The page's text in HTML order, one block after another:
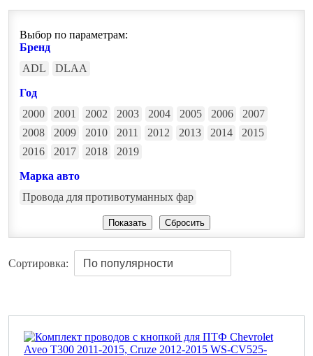
Выбор по параметрам:
Бренд
ADL
DLAA
Год
2000
2001 2002 2003 2004 2005 2006
2007
2008
2009 2010 2011 2012 2013 2014
2015
2016
2017 2018 2019
Марка авто
Провода для противотуманных фар
Сортировка: